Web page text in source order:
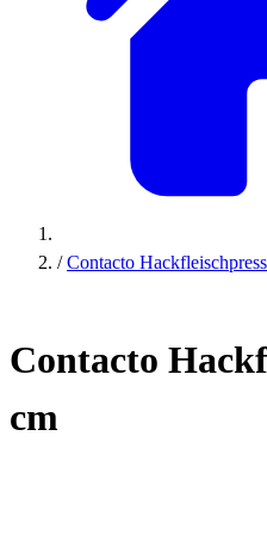
/ Contacto
Contacto
cm